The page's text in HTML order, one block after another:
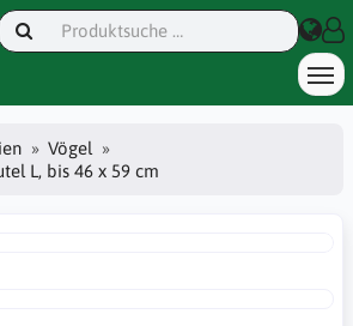
Vögel
L, bis 46 x 59 cm